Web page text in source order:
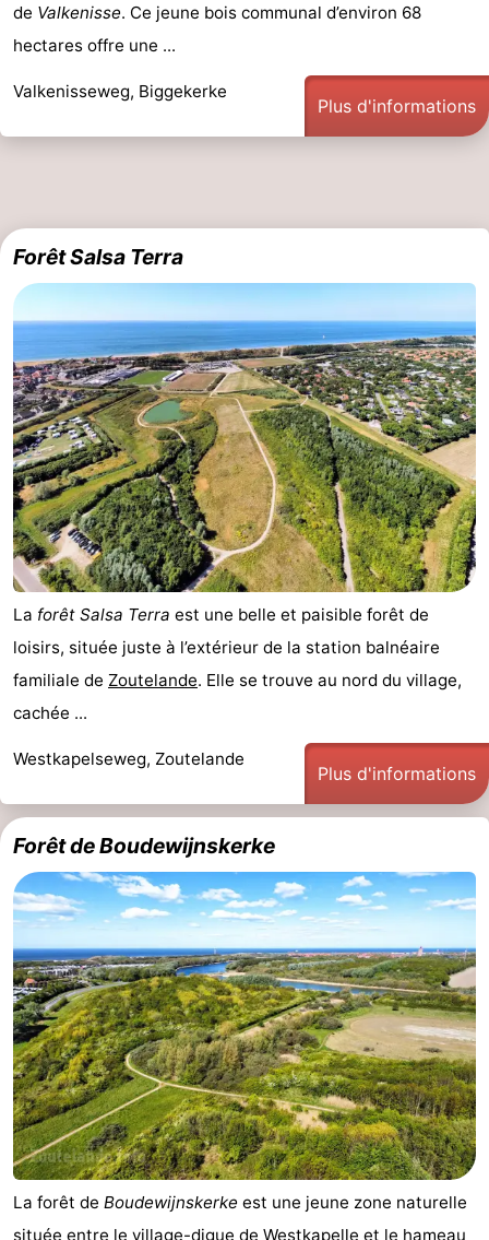
de Valkenisse. Ce jeune bois communal d’environ 68
hectares offre une ...
Valkenisseweg, Biggekerke
Plus d'informations
Forêt Salsa Terra
La forêt Salsa Terra est une belle et paisible forêt de
loisirs, située juste à l’extérieur de la station balnéaire
familiale de Zoutelande. Elle se trouve au nord du village,
cachée ...
Westkapelseweg, Zoutelande
Plus d'informations
Forêt de Boudewijnskerke
La forêt de Boudewijnskerke est une jeune zone naturelle
située entre le village-digue de Westkapelle et le hameau